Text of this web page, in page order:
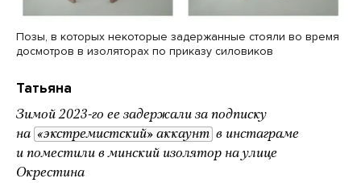
Позы, в которых некоторые задержанные стояли во время
досмотров в изоляторах по приказу силовиков
Татьяна
Зимой2023-го ее задержали за подписку
на «экстремистский» аккаунт в инстаграме
и поместили в минский изолятор на улице
Окрестина